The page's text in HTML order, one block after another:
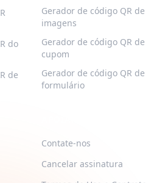
do
de
Gerador de código QR de
imagens
Gerador de código QR de
cupom
Gerador de código QR de
formulário
Contate-nos
Cancelar assinatura